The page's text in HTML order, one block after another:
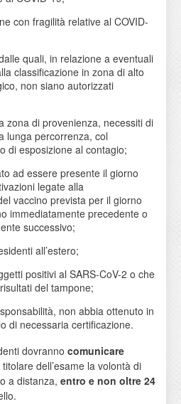
con fragilità relative al COVID-
quali, in relazione a eventuali
classificazione in zona di alto
non siano autorizzati
zona di provenienza, necessiti di
lunga percorrenza, col
di esposizione al contagio;
ad essere presente il giorno
legate alla
vaccino prevista per il giorno
immediatamente precedente o
successivo;
all’estero;
positivi al SARS-CoV-2 o che
del tampone;
non abbia ottenuto in
di necessaria certificazione.
dovranno comunicare
titolare dell’esame la volontà di
a distanza, entro e non oltre 24